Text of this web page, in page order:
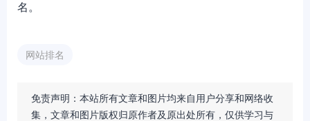
名。
网站排名
免责声明：本站所有文章和图片均来自用户分享和网络收
集，文章和图片版权归原作者及原出处所有，仅供学习与